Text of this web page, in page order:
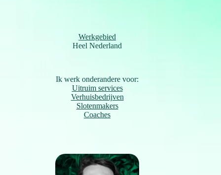
Werkgebied
Heel Nederland
Ik werk onderandere voor:
Uitruim services
Verhuisbedrijven
Slotenmakers
Coaches